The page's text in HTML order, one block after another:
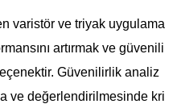
varistör ve triyak uygulama
artırmak ve güvenili
Güvenilirlik analiz
ve değerlendirilmesinde kri